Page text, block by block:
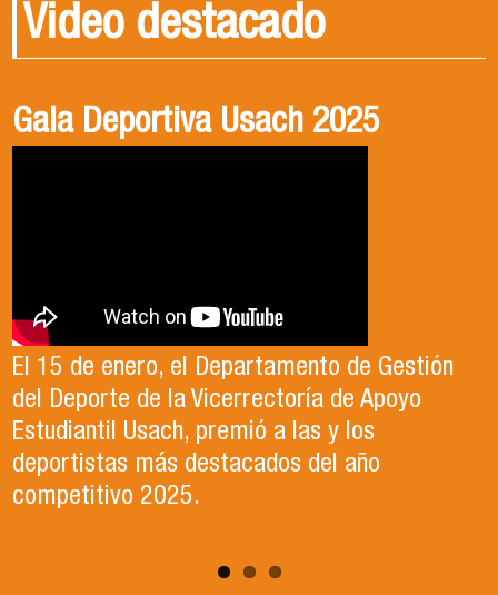
Video destacado
Gala Deportiva Usach 2025
El 15 de enero, el Departamento de Gestión
del Deporte de la Vicerrectoría de Apoyo
Estudiantil Usach, premió a las y los
deportistas más destacados del año
competitivo 2025.
Usach en el Territorio, capítulo 2
En este segundo capítulo conoceremos el
Proyecto Ludo Inclusión, liderado por el
profesor Claudio Farías y estudiantes de
Pedagogía en Educación Física de la Facultad
de Ciencias Médicas de la Uni
Candidatura Director de Escuela
Te invitamos a revisar el video de nuestro
candidato , el Dr. Celso Sanchez para el cargo
de Director de Escuela período 2025-2026.